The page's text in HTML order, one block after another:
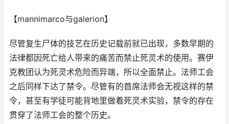
【mannimarco与galerion】
尽管复生尸体的技艺在历史记载前就已出现，多数早期的
法律都因死亡给人带来的痛苦而禁止死灵术的使用。赛伊
克教团认为死灵术危险而异端，所以全面禁止。法师工会
之后同样下达了禁令。尽管有的首席法师会无视这样的禁
令，甚至有学徒可能背地里做着死灵术实验，禁令的存在
贯穿了法师工会的整个历史。